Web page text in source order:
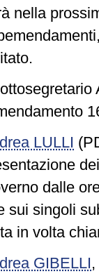
nella
LULLI
dalle
sui singoli
in volta
GIBELLI,